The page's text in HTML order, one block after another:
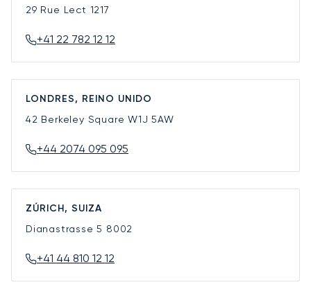
29 Rue Lect 1217
+41 22 782 12 12
LONDRES, REINO UNIDO
42 Berkeley SquareW1J 5AW
+44 2074 095 095
ZÚRICH, SUIZA
Dianastrasse 5 8002
+41 44 810 12 12